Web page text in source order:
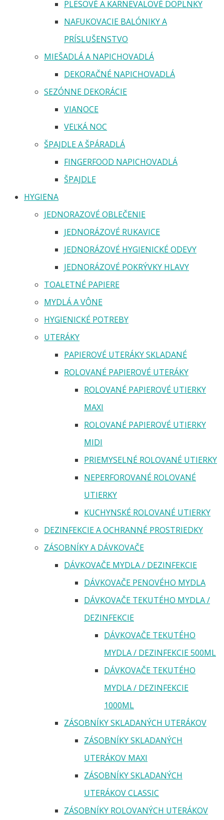
PLESOVÉ A KARNEVALOVÉ DOPLNKY
NAFUKOVACIE BALÓNIKY A
PRÍSLUŠENSTVO
MIEŠADLÁ A NAPICHOVADLÁ
DEKORAČNÉ NAPICHOVADLÁ
SEZÓNNE DEKORÁCIE
VIANOCE
VEĽKÁ NOC
ŠPAJDLE A ŠPÁRADLÁ
FINGERFOOD NAPICHOVADLÁ
ŠPAJDLE
HYGIENA
JEDNORAZOVÉ OBLEČENIE
JEDNORÁZOVÉ RUKAVICE
JEDNORÁZOVÉ HYGIENICKÉ ODEVY
JEDNORÁZOVÉ POKRÝVKY HLAVY
TOALETNÉ PAPIERE
MYDLÁ A VÔNE
HYGIENICKÉ POTREBY
UTERÁKY
PAPIEROVÉ UTERÁKY SKLADANÉ
ROLOVANÉ PAPIEROVÉ UTERÁKY
ROLOVANÉ PAPIEROVÉ UTIERKY
MAXI
ROLOVANÉ PAPIEROVÉ UTIERKY
MIDI
PRIEMYSELNÉ ROLOVANÉ UTIERKY
NEPERFOROVANÉ ROLOVANÉ
UTIERKY
KUCHYNSKÉ ROLOVANÉ UTIERKY
DEZINFEKCIE A OCHRANNÉ PROSTRIEDKY
ZÁSOBNÍKY A DÁVKOVAČE
DÁVKOVAČE MYDLA / DEZINFEKCIE
DÁVKOVAČE PENOVÉHO MYDLA
DÁVKOVAČE TEKUTÉHO MYDLA /
DEZINFEKCIE
DÁVKOVAČE TEKUTÉHO
MYDLA / DEZINFEKCIE 500ML
DÁVKOVAČE TEKUTÉHO
MYDLA / DEZINFEKCIE
1000ML
ZÁSOBNÍKY SKLADANÝCH UTERÁKOV
ZÁSOBNÍKY SKLADANÝCH
UTERÁKOV MAXI
ZÁSOBNÍKY SKLADANÝCH
UTERÁKOV CLASSIC
ZÁSOBNÍKY ROLOVANÝCH UTERÁKOV